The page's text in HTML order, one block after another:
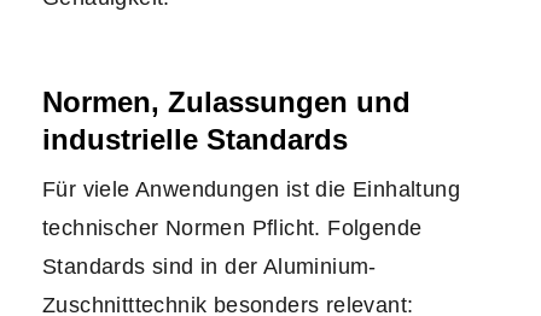
Normen, Zulassungen und
industrielle Standards
Für viele Anwendungen ist die Einhaltung
technischer Normen Pflicht. Folgende
Standards sind in der Aluminium-
Zuschnitttechnik besonders relevant: